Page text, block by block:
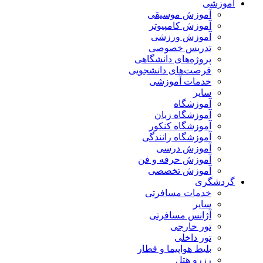
آموزشی
آموزش موسیقی
آموزش کامپیوتر
آموزش ورزشی
تدریس خصوصی
پروژه‌های دانشگاهی
فرصت‌های دانشجویی
خدمات آموزشی
سایر
آموزشگاه
آموزشگاه زبان
آموزشگاه کنکور
آموزشگاه رانندگی
آموزش درسی
آموزش حرفه و فن
آموزش تخصصی
گردشگری
خدمات مسافرتی
سایر
آژانس مسافرتی
تور خارجی
تور داخلی
بلیط هواپیما و قطار
رزرو هتل